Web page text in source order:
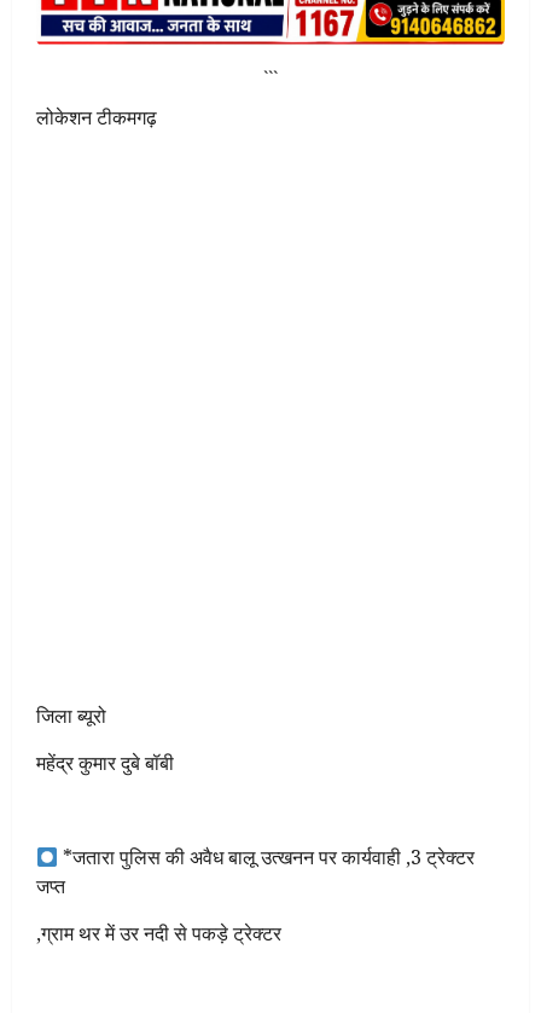
```
लोकेशन टीकमगढ़
जिला ब्यूरो
महेंद्र कुमार दुबे बॉबी
*जतारा पुलिस की अवैध बालू उत्खनन पर कार्यवाही ,3 ट्रेक्टर
जप्त
,ग्राम थर में उर नदी से पकड़े ट्रेक्टर